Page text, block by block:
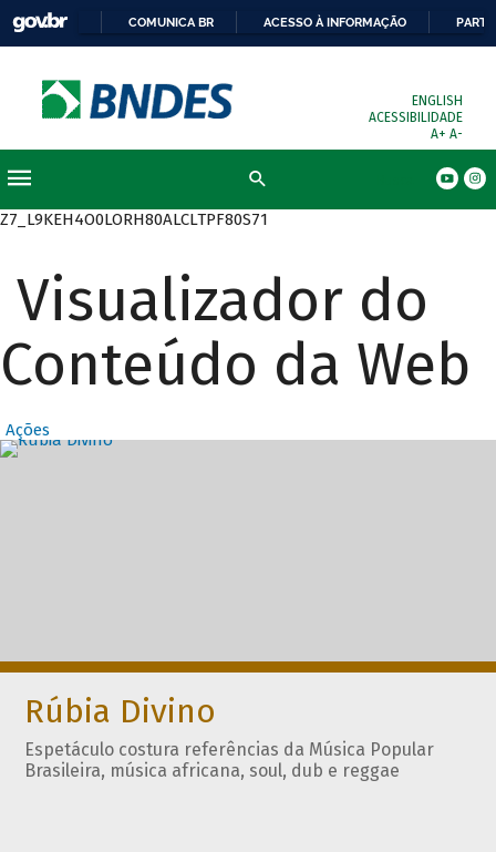
COMUNICA BR ACESSO À INFORMAÇÃO
ENGLISH
ACESSIBILIDADE
A+ A-
Z7_L9KEH4O0LORH80ALCLTPF80S71
Visualizador do
Conteúdo da Web
Ações
Destaques
Rúbia Divino
Espetáculo costura referências da Música Popular
Brasileira, música africana, soul, dub e reggae